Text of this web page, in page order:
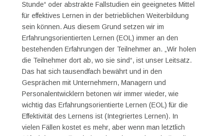
Stunde“ oder abstrakte Fallstudien ein geeignetes Mittel
für effektives Lernen in der betrieblichen Weiterbildung
sein können. Aus diesem Grund setzen wir im
Erfahrungsorientierten Lernen (EOL) immer an den
bestehenden Erfahrungen der Teilnehmer an. „Wir holen
die Teilnehmer dort ab, wo sie sind“, ist unser Leitsatz.
Das hat sich tausendfach bewährt und in den
Gesprächen mit Unternehmern, Managern und
Personalentwicklern betonen wir immer wieder, wie
wichtig das Erfahrungsorientierte Lernen (EOL) für die
Effektivität des Lernens ist (Integriertes Lernen). In
vielen Fällen kostet es mehr, aber wenn man letztlich